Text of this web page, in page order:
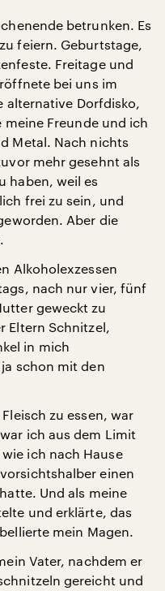
betrunken. Es
feiern. Geburtstage,
Freitage und
bei uns im
alternative Dorfdisko,
meine Freunde und ich
Metal. Nach nichts
mehr gesehnt als
haben, weil es
frei zu sein, und
Aber die
Alkoholexzessen
nach nur vier, fünf
geweckt zu
Eltern Schnitzel,
in mich
schon mit den
zu essen, war
ich aus dem Limit
ich nach Hause
einen
Und als meine
und erklärte, das
mein Magen.
Vater, nachdem er
gereicht und